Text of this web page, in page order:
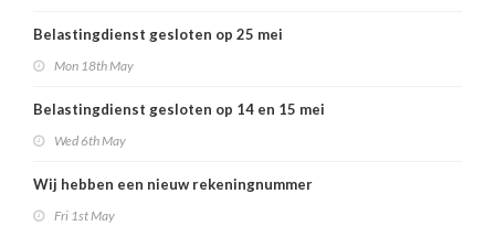
Belastingdienst gesloten op 25 mei
Mon 18th May
Belastingdienst gesloten op 14 en 15 mei
Wed 6th May
Wij hebben een nieuw rekeningnummer
Fri 1st May